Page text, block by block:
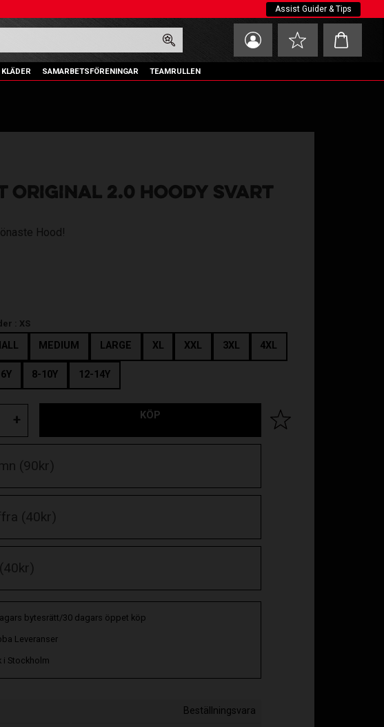
Assist Guider & Tips
Favoriter
Kundvagn
KLÄDER SAMARBETSFÖRENINGAR TEAMRULLEN
ORIGINAL 2.0 HOODY SVART
Hood!
: XS
MEDIUM LARGE XL XXL 3XL 4XL
8-10Y 12-14Y
+ KÖP Lägg till i favoriter
bytesrätt/30 dagars öppet köp
Leveranser
i Stockholm
Beställningsvara